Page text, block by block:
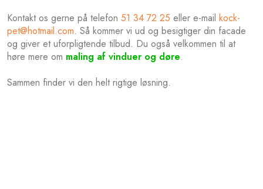
Kontakt os gerne på telefon51 34 72 25 eller e-mailkock-
pet@hotmail.com. Så kommer vi ud og besigtiger din facade
og giver et uforpligtende tilbud. Du også velkommen til at
høre mere om maling af vinduer og døre.
Sammen finder vi den helt rigtige løsning.